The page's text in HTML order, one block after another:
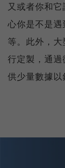
又或者你和
心你是不是
等。此外，
行定製，通
供少量數據以